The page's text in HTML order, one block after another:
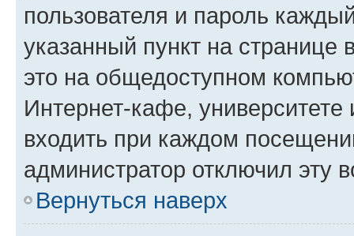
пользователя и пароль
указанный пункт на
это на общедоступном
Интернет-кафе, университете
входить при каждом
администратор отключил эту
Вернуться наверх